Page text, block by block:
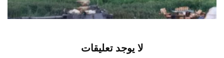
اخبار محلية أغسطس 10, 2026
لا يوجد تعليقات